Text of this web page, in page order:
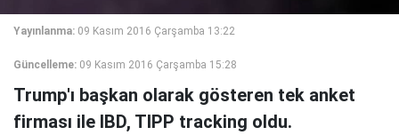
Yayınlanma: 09 Kasım 2016 Çarşamba 13:22
Güncelleme: 09 Kasım 2016 Çarşamba 15:28
Trump'ı başkan olarak gösteren tek anket
firması ile IBD, TIPP tracking oldu.